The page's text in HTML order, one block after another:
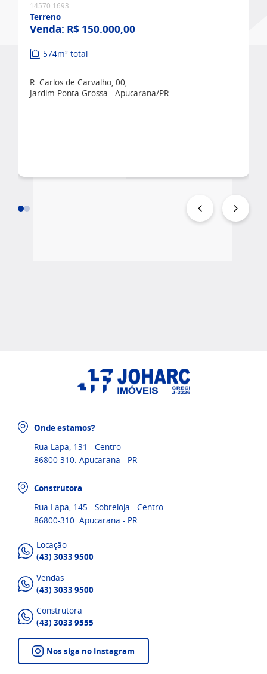
14570.1693
Terreno
Venda: R$ 150.000,00
574m² total
R. Carlos de Carvalho, 00,
Jardim Ponta Grossa - Apucarana/PR
Onde estamos?
Rua Lapa, 131 - Centro
86800-310. Apucarana - PR
Construtora
Rua Lapa, 145 - Sobreloja - Centro
86800-310. Apucarana - PR
Locação
(43) 3033 9500
Vendas
(43) 3033 9500
Construtora
(43) 3033 9555
Nos siga no Instagram